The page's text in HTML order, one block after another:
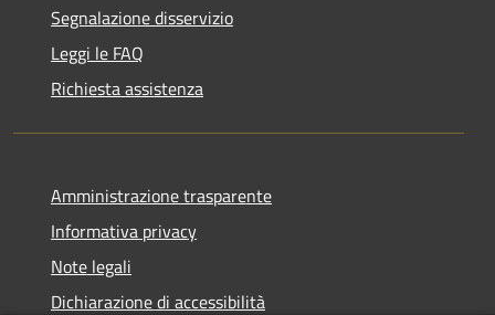
Segnalazione disservizio
Leggi le FAQ
Richiesta assistenza
Amministrazione trasparente
Informativa privacy
Note legali
Dichiarazione di accessibilità